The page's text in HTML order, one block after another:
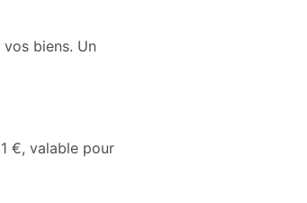
biens. Un
€, valable pour